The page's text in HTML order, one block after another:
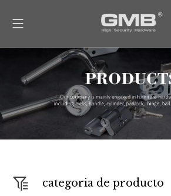
categoria de producto